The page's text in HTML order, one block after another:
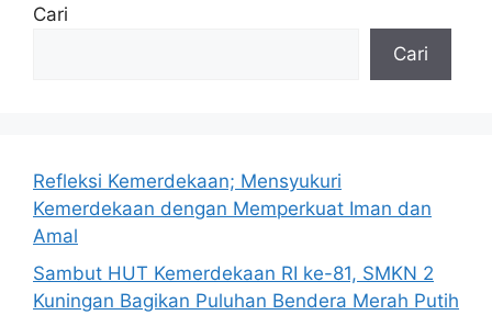
Cari
Cari
Refleksi Kemerdekaan; Mensyukuri
Kemerdekaan dengan Memperkuat Iman dan
Amal
Sambut HUT Kemerdekaan RI ke-81, SMKN 2
Kuningan Bagikan Puluhan Bendera Merah Putih